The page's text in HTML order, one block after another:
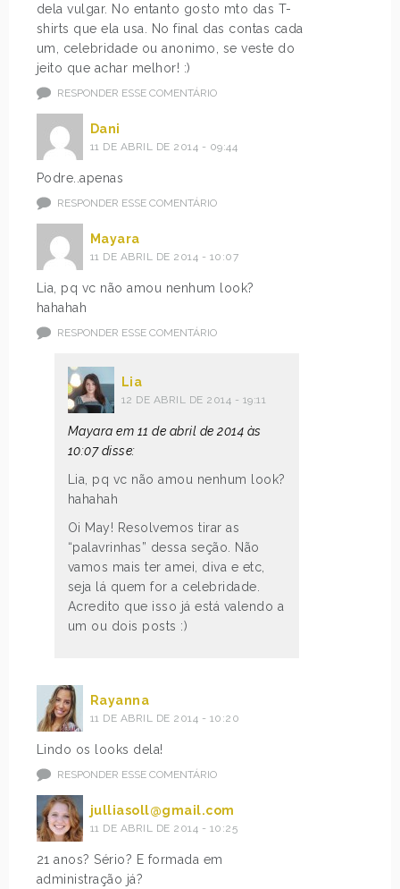
dela vulgar. No entanto gosto mto das T-
shirts que ela usa. No final das contas cada
um, celebridade ou anonimo, se veste do
jeito que achar melhor! :)
RESPONDER ESSE COMENTÁRIO
Dani
11 DE ABRIL DE 2014 - 09:44
Podre..apenas
RESPONDER ESSE COMENTÁRIO
Mayara
11 DE ABRIL DE 2014 - 10:07
Lia, pq vc não amou nenhum look?
hahahah
RESPONDER ESSE COMENTÁRIO
Lia
12 DE ABRIL DE 2014 - 19:11
Mayara em 11 de abril de 2014 às
10:07 disse:
Lia, pq vc não amou nenhum look?
hahahah
Oi May! Resolvemos tirar as
“palavrinhas” dessa seção. Não
vamos mais ter amei, diva e etc,
seja lá quem for a celebridade.
Acredito que isso já está valendo a
um ou dois posts :)
Rayanna
11 DE ABRIL DE 2014 - 10:20
Lindo os looks dela!
RESPONDER ESSE COMENTÁRIO
julliasoll@gmail.com
11 DE ABRIL DE 2014 - 10:25
21 anos? Sério? E formada em
administração já?